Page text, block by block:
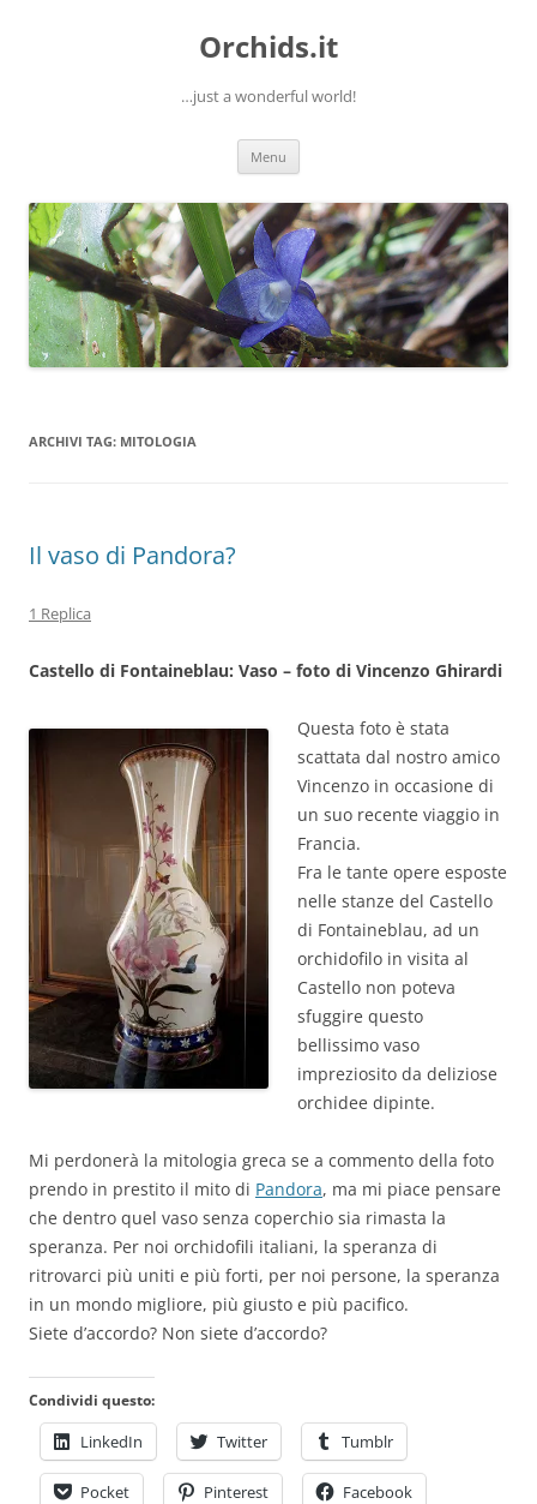
Orchids.it
…just a wonderful world!
Menu
ARCHIVI TAG: MITOLOGIA
Il vaso di Pandora?
1 Replica
Castello di Fontaineblau: Vaso – foto di Vincenzo Ghirardi
Questa foto è stata
scattata dal nostro amico
Vincenzo in occasione di
un suo recente viaggio in
Francia.
Fra le tante opere esposte
nelle stanze del Castello
di Fontaineblau, ad un
orchidofilo in visita al
Castello non poteva
sfuggire questo
bellissimo vaso
impreziosito da deliziose
orchidee dipinte.
Mi perdonerà la mitologia greca se a commento della foto
prendo in prestito il mito di Pandora, ma mi piace pensare
che dentro quel vaso senza coperchio sia rimasta la
speranza. Per noi orchidofili italiani, la speranza di
ritrovarci più uniti e più forti, per noi persone, la speranza
in un mondo migliore, più giusto e più pacifico.
Siete d’accordo? Non siete d’accordo?
Condividi questo:
LinkedIn Twitter Tumblr
Pocket Pinterest Facebook